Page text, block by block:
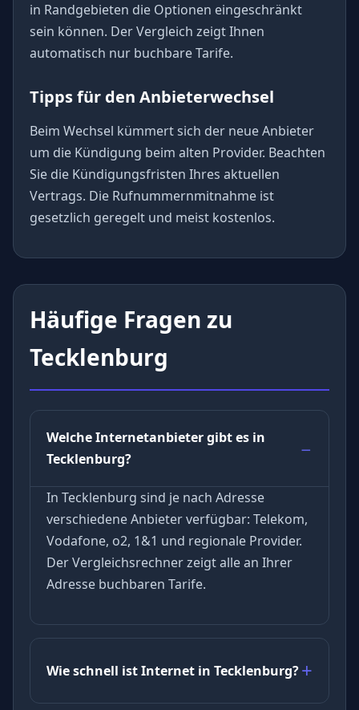
in Randgebieten die Optionen eingeschränkt
sein können. Der Vergleich zeigt Ihnen
automatisch nur buchbare Tarife.
Tipps für den Anbieterwechsel
Beim Wechsel kümmert sich der neue Anbieter
um die Kündigung beim alten Provider. Beachten
Sie die Kündigungsfristen Ihres aktuellen
Vertrags. Die Rufnummernmitnahme ist
gesetzlich geregelt und meist kostenlos.
Häufige Fragen zu
Tecklenburg
Welche Internetanbieter gibt es in
Tecklenburg?
In Tecklenburg sind je nach Adresse
verschiedene Anbieter verfügbar: Telekom,
Vodafone, o2, 1&1 und regionale Provider.
Der Vergleichsrechner zeigt alle an Ihrer
Adresse buchbaren Tarife.
Wie schnell ist Internet in Tecklenburg?